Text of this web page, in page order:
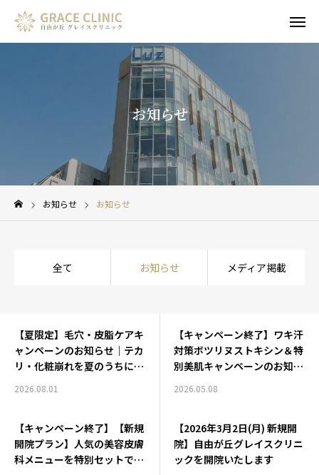
お知らせ
お知らせ お知らせ
全て お知らせ メディア掲載
【夏限定】毛穴・皮脂ケアキ
ャンペーンのお知らせ｜テカ
リ・化粧崩れを夏のうちにリ
2026.08.01
【キャンペーン終了】ワキ汗
対策ボツリヌストキシン＆特
別美肌キャンペーンのお知ら
2026.05.08
【キャンペーン終了】【新規
開院プラン】人気の美容皮膚
科メニューを特別セットでご
【2026年3月2日(月) 新規開
院】自由が丘グレイスクリニ
ックを開院いたします
WEB予約
Instagram
診療案内 アクセス
クリニックについて
お悩みから選ぶ
料金表